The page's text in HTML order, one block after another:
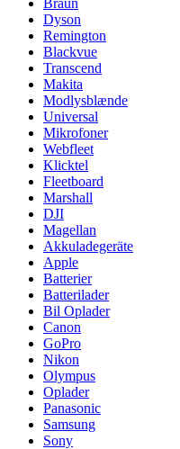
Braun
Dyson
Remington
Blackvue
Transcend
Makita
Modlysblænde
Universal
Mikrofoner
Webfleet
Klicktel
Fleetboard
Marshall
DJI
Magellan
Akkuladegeräte
Apple
Batterier
Batterilader
Bil Oplader
Canon
GoPro
Nikon
Olympus
Oplader
Panasonic
Samsung
Sony